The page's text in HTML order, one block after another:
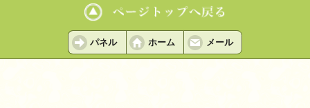
パネル ホーム メール